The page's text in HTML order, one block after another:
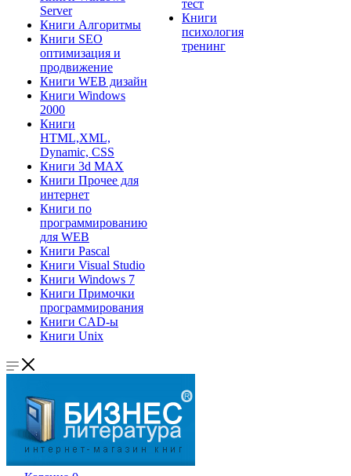
Server
Книги Алгоритмы
Книги SEO
оптимизация и
продвижение
Книги WEB дизайн
Книги Windows
2000
Книги
HTML,XML,
Dynamic, CSS
Книги 3d MAX
Книги Прочее для
интернет
Книги по
программированию
для WEB
Книги Pascal
Книги Visual Studio
Книги Windows 7
Книги Примочки
программирования
Книги CAD-ы
Книги Unix
тест
Книги
психология
тренинг